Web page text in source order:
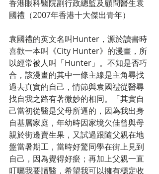
香港眼科醫院副行政總監及顧問醫生袁
國禮（2007年香港十大傑出青年）
袁國禮的英文名叫Hunter，源於讀書時
喜歡一本叫《City Hunter》的漫畫，所
以經常被人叫「Hunter」。不知是否巧
合，該漫畫的其中一條主線是主角尋找
過去真實的自己，情節與袁國禮從醫尋
找自我之路有著微妙的相同。「其實自
己當初從醫是父母所逼的，因為我出身
自基層家庭，年幼時因家境欠佳曾與母
親於街邊賣生果，又試過跟隨父親在地
盤當暑期工，當時好驚同學在街上見到
自己，因為覺得好瘀；再加上父親一直
叮囑我要讀醫，希望我可以擁有穩定收